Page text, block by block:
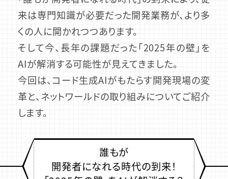
来は専門知識が必要だった開発業務が、より多
くの人に開かれつつあります。
そして今、長年の課題だった「2025年の壁」を
AIが解消する可能性が見えてきました。
今回は、コード生成AIがもたらす開発現場の変
革と、ネットワールドの取り組みについてご紹介
します。
誰もが
開発者になれる時代の到来！